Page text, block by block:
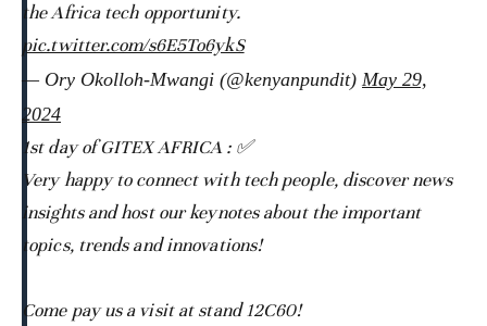
the Africa tech opportunity.
pic.twitter.com/s6E5To6ykS
— Ory Okolloh-Mwangi (@kenyanpundit) May 29,
2024
1st day of GITEX AFRICA : ✅
Very happy to connect with tech people, discover news
insights and host our keynotes about the important
topics, trends and innovations!
Come pay us a visit at stand 12C60!